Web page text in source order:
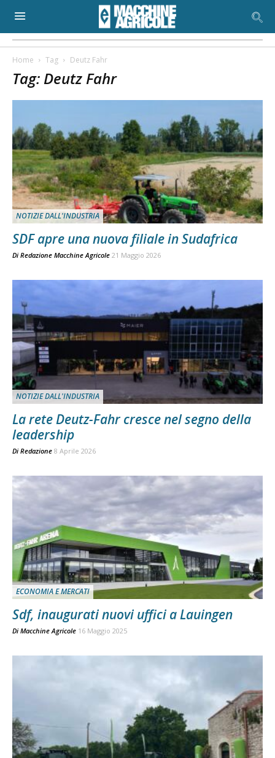
Home Tag Deutz Fahr
Tag: Deutz Fahr
NOTIZIE DALL'INDUSTRIA
SDF apre una nuova filiale in Sudafrica
Di Redazione Macchine Agricole 21 Maggio 2026
NOTIZIE DALL'INDUSTRIA
La rete Deutz-Fahr cresce nel segno della
leadership
Di Redazione 8 Aprile 2026
ECONOMIA E MERCATI
Sdf, inaugurati nuovi uffici a Lauingen
Di Macchine Agricole 16 Maggio 2025